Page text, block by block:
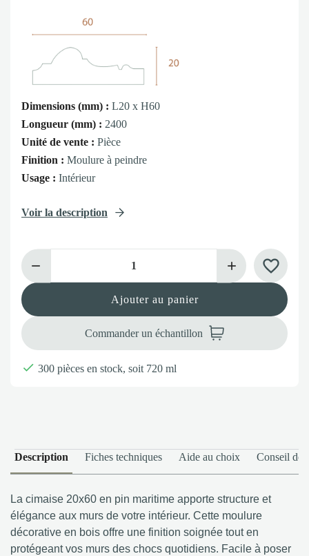
Dimensions (mm) : L20 x H60
Longueur (mm) : 2400
Unité de vente : Pièce
Finition : Moulure à peindre
Usage : Intérieur
Voir la description
Ajouter au panier
Commander un échantillon
favorite_border
 300 pièces en stock, soit 720 ml
Description Fiches techniques Aide au choix Conseil de
La cimaise 20x60 en pin maritime apporte structure et
élégance aux murs de votre intérieur. Cette moulure
décorative en bois offre une finition soignée tout en
protégeant vos murs des chocs quotidiens. Facile à poser